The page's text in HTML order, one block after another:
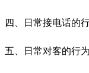
四、日常接电话的
五、日常对客的行